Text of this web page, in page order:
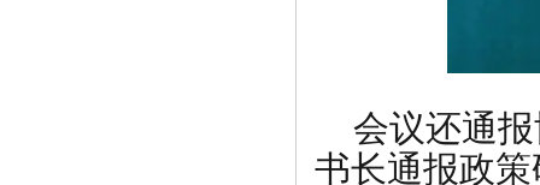
会议还通
书长通报政